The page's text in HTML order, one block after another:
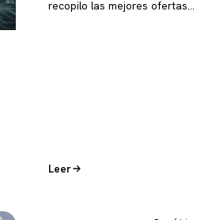
recopilo las mejores ofertas…
Leer